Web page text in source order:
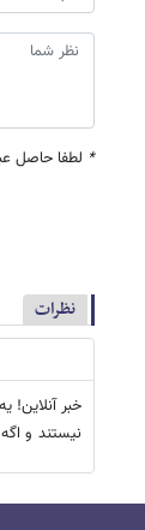
* لطفا حاصل
نظرات
خبر آنلاین!
نیستند و